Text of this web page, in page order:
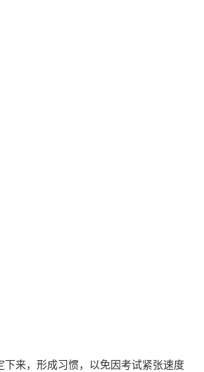
下来，形成习惯，以免因考试紧张速度